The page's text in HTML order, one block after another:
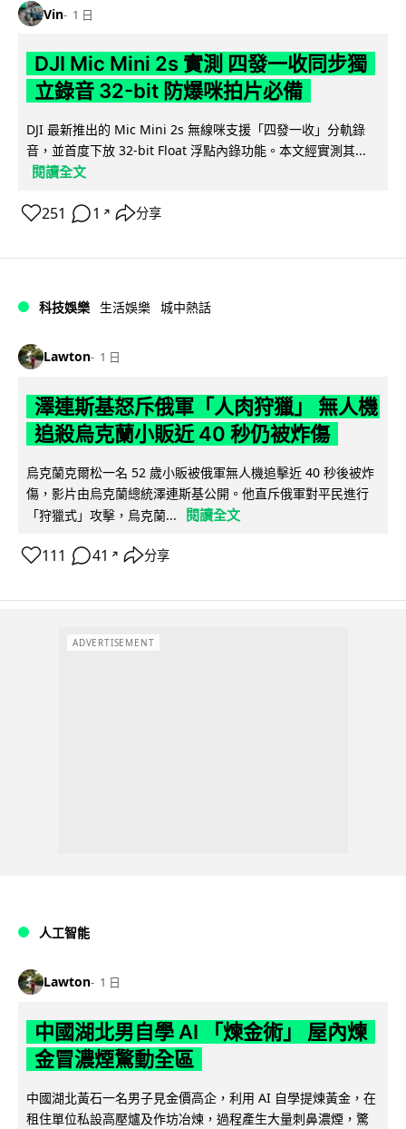
Vin 1 日
DJI Mic Mini 2s 實測 四發一收同步獨
立錄音 32-bit 防爆咪拍片必備
DJI 最新推出的 Mic Mini 2s 無線咪支援「四發一收」分軌錄
音，並首度下放 32-bit Float 浮點內錄功能。本文經實測其...
閱讀全文
251 1 ↗ 分享
科技娛樂 生活娛樂 城中熱話
Lawton 1 日
澤連斯基怒斥俄軍「人肉狩獵」 無人機
追殺烏克蘭小販近 40 秒仍被炸傷
烏克蘭克爾松一名 52 歲小販被俄軍無人機追擊近 40 秒後被炸
傷，影片由烏克蘭總統澤連斯基公開。他直斥俄軍對平民進行
「狩獵式」攻擊，烏克蘭...
閱讀全文
111 41 ↗ 分享
ADVERTISEMENT
人工智能
Lawton 1 日
中國湖北男自學 AI 「煉金術」 屋內煉
金冒濃煙驚動全區
中國湖北黃石一名男子見金價高企，利用 AI 自學提煉黃金，在
租住單位私設高壓爐及作坊冶煉，過程產生大量刺鼻濃煙，驚